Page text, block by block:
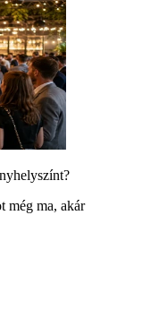
még ma, akár